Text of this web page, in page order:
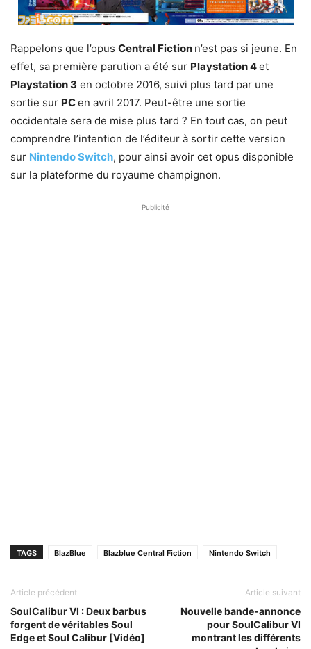
Rappelons que l’opus Central Fiction n’est pas si jeune. En
effet, sa première parution a été sur Playstation 4et
Playstation 3 en octobre 2016, suivi plus tard par une
sortie sur PCen avril 2017. Peut-être une sortie
occidentale sera de mise plus tard ? En tout cas, on peut
comprendre l’intention de l’éditeur à sortir cette version
sur Nintendo Switch, pour ainsi avoir cet opus disponible
sur la plateforme du royaume champignon.
Publicité
TAGS BlazBlue Blazblue Central Fiction Nintendo Switch
Article précédent
SoulCalibur VI : Deux barbus
forgent de véritables Soul
Edge et Soul Calibur [Vidéo]
Article suivant
Nouvelle bande-annonce
pour SoulCalibur VI
montrant les différents